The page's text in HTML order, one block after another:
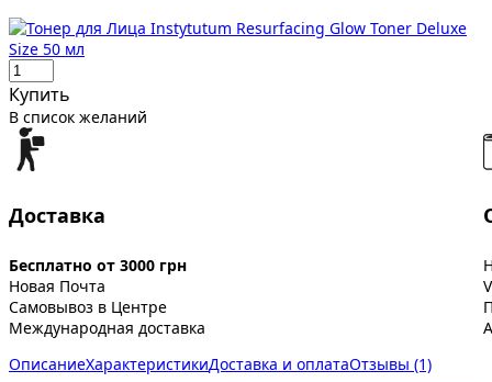
Купить
В список желаний
Доставка
Бесплатно от 3000 грн
Новая Почта
Самовывоз в Центре
Международная доставка
ОписаниеХарактеристикиДоставка и оплатаОтзывы (1)